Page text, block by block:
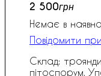
2 500грн
Немає в
Повідомити
Склад:
пітоспорум.